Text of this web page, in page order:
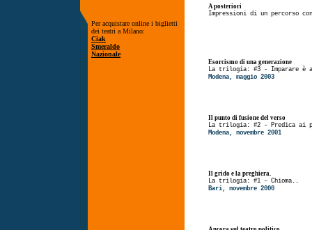
Per acquistare online i biglietti
dei teatri a Milano:
Ciak
Smeraldo
Nazionale
A posteriori
Impressioni di un percorso
Esorcismo di una generazione
La trilogia: #3 - Imparare è
Modena, maggio 2003
Il punto di fusione del verso
La trilogia: #2 – Predica ai
Modena, novembre 2001
Il grido e la preghiera.
La trilogia: #1 – Chioma..
Bari, novembre 2000